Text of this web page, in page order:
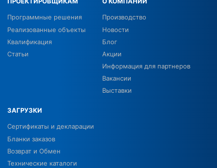
Программные решения
Реализованные объекты
Квалификация
Статьи
Производство
Новости
Блог
Акции
Информация для партнеров
Вакансии
Выставки
ЗАГРУЗКИ
Сертификаты и декларации
Бланки заказов
Возврат и Обмен
Технические каталоги